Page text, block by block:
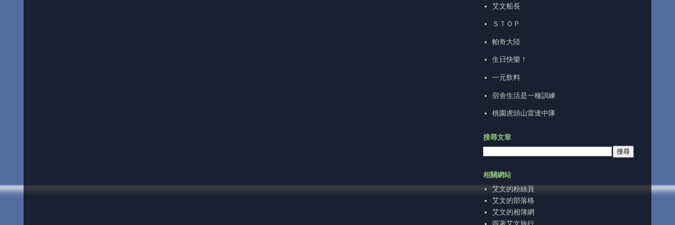
艾文船長
ＳＴＯＰ
帕奇大陸
生日快樂！
一元飲料
宿舍生活是一種訓練
桃園虎頭山雷達中隊
搜尋文章
相關網站
艾文的粉絲頁
艾文的部落格
艾文的相簿網